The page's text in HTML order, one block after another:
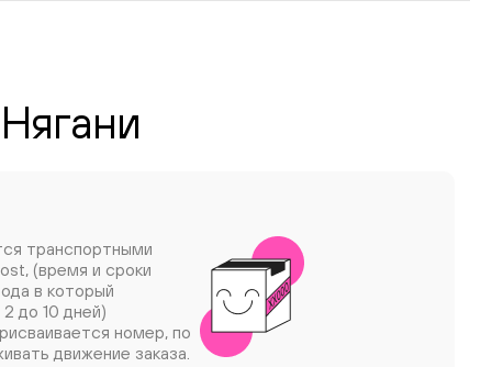
транспортными
(время и сроки
в который
до 10 дней)
номер, по
движение заказа.